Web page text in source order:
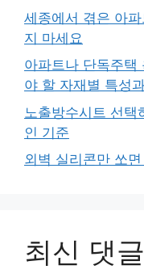
세종에서 겪은 아
지 마세요
아파트나 단독주택
야 할 자재별 특성
노출방수시트 선택
인 기준
외벽 실리콘만 쏘
최신 댓글